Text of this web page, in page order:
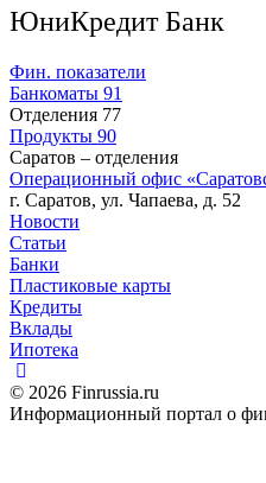
ЮниКредит Банк
Фин. показатели
Банкоматы 91
Отделения 77
Продукты 90
Саратов – отделения
Операционный офис
г. Саратов, ул. Чапаева, д. 52
Новости
Статьи
Банки
Пластиковые карты
Кредиты
Вклады
Ипотека
© 2026 Finrussia.ru
Информационный портал о